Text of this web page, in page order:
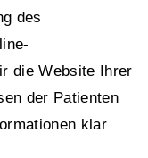
des
die Website Ihrer
der Patienten
klar